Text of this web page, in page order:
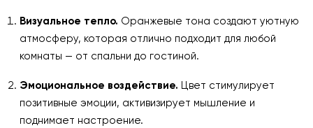
Визуальное тепло. Оранжевые тона создают уютную
атмосферу, которая отлично подходит для любой
комнаты — от спальни до гостиной.
Эмоциональное воздействие. Цвет стимулирует
позитивные эмоции, активизирует мышление и
поднимает настроение.